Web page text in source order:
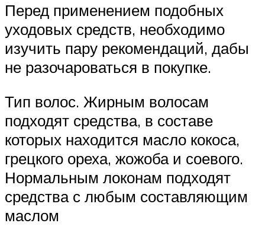
Перед применением подобных
уходовых средств, необходимо
изучить пару рекомендаций, дабы
не разочароваться в покупке.
Тип волос. Жирным волосам
подходят средства, в составе
которых находится масло кокоса,
грецкого ореха, жожоба и соевого.
Нормальным локонам подходят
средства с любым составляющим
маслом